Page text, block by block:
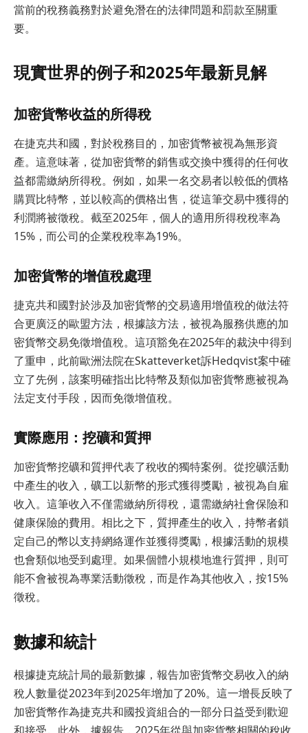
當前的稅務義務對於避免潛在的法律問題和罰款至關重
要。
現實世界的例子和2025年最新見解
加密貨幣收益的所得稅
在捷克共和國，對於稅務目的，加密貨幣被視為無形資
產。這意味著，從加密貨幣的銷售或交換中獲得的任何收
益都需繳納所得稅。例如，如果一名交易者以較低的價格
購買比特幣，並以較高的價格出售，從這筆交易中獲得的
利潤將被徵稅。截至2025年，個人的適用所得稅稅率為
15%，而公司的企業稅稅率為19%。
加密貨幣的增值稅處理
捷克共和國對於涉及加密貨幣的交易適用增值稅的做法符
合更廣泛的歐盟方法，根據該方法，被視為服務供應的加
密貨幣交易免徵增值稅。這項豁免在2025年的裁決中得到
了重申，此前歐洲法院在Skatteverket訴Hedqvist案中確
立了先例，該案明確指出比特幣及類似加密貨幣應被視為
法定支付手段，因而免徵增值稅。
實際應用：挖礦和質押
加密貨幣挖礦和質押代表了稅收的獨特案例。從挖礦活動
中產生的收入，礦工以新幣的形式獲得獎勵，被視為自雇
收入。這筆收入不僅需繳納所得稅，還需繳納社會保險和
健康保險的費用。相比之下，質押產生的收入，持幣者鎖
定自己的幣以支持網絡運作並獲得獎勵，根據活動的規模
也會類似地受到處理。如果個體小規模地進行質押，則可
能不會被視為專業活動徵稅，而是作為其他收入，按15%
徵稅。
數據和統計
根據捷克統計局的最新數據，報告加密貨幣交易收入的納
稅人數量從2023年到2025年增加了20%。這一增長反映了
加密貨幣作為捷克共和國投資組合的一部分日益受到歡迎